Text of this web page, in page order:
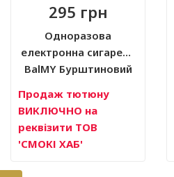
295 грн
Одноразова
електронна сигарета
BalMY Бурштиновий
Продаж тютюну
ВИКЛЮЧНО на
реквізити ТОВ
'СМОКІ ХАБ'